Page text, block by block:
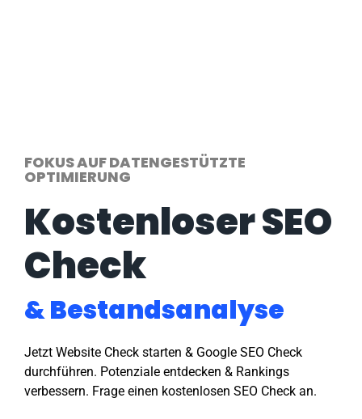
FOKUS AUF DATENGESTÜTZTE
OPTIMIERUNG
Kostenloser SEO
Check
& Bestandsanalyse
Jetzt Website Check starten & Google SEO Check
durchführen. Potenziale entdecken & Rankings
verbessern. Frage einen kostenlosen SEO Check an.